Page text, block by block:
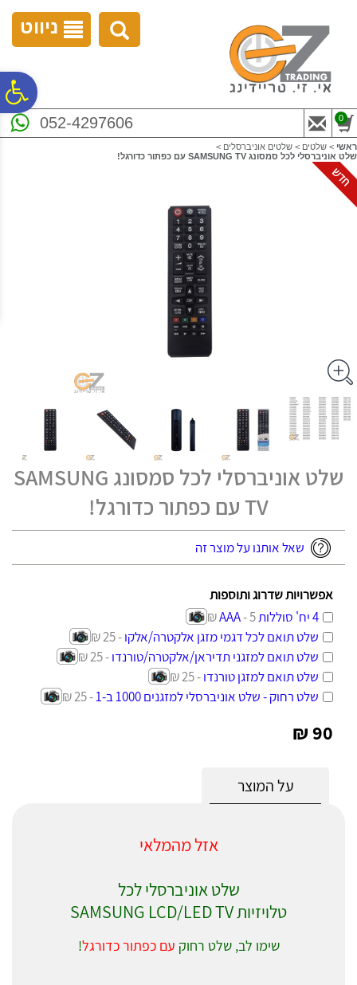
נגישות
ניווט
052-4297606 0
ראשי > שלטים > שלטים אוניברסלים >
שלט אוניברסלי לכל סמסונג SAMSUNG TV עם כפתור כדורגל!
שלט אוניברסלי לכל סמסונג SAMSUNG
TV עם כפתור כדורגל!
שאל אותנו על מוצר זה
אפשרויות שדרוג ותוספות
4 יח' סוללות AAA
- 5 ₪
שלט תואם לכל דגמי מזגן אלקטרה/אלקו- 25 ₪
שלט תואם למזגני תדיראן/אלקטרה/טורנדו- 25 ₪
שלט תואם למזגן טורנדו- 25 ₪
שלט רחוק - שלט אוניברסלי למזגנים 1000 ב-1
- 25 ₪
90 ₪
על המוצר
אזל מהמלאי
שלט אוניברסלי לכל
טלויזיות SAMSUNG LCD/LED TV
שימו לב, שלט רחוק עם כפתור כדורגל!